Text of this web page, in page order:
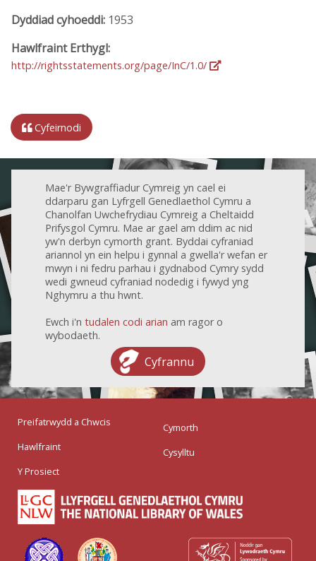
Dyddiad cyhoeddi: 1953
Hawlfraint Erthygl:
http://rightsstatements.org/page/InC/1.0/
Cyfeirnodi
Mae'r Bywgraffiadur Cymreig yn cael ei
ddarparu gan Lyfrgell Genedlaethol Cymru a
Chanolfan Uwchefrydiau Cymreig a Cheltaidd
Prifysgol Cymru. Mae ar gael am ddim ac nid
yw'n derbyn cymorth grant. Byddai cyfraniad
ariannol yn ein helpu i gynnal a gwella'r wefan er
mwyn i ni fedru parhau i gydnabod Cymry sydd
wedi gwneud cyfraniad nodedig i fywyd yng
Nghymru a thu hwnt.
Ewch i'n tudalen codi arian am ragor o
wybodaeth.
Cyfrannu
Preifatrwydd a Chwcis
Hawlfraint
Y Prosiect
Cymorth
Cysylltu